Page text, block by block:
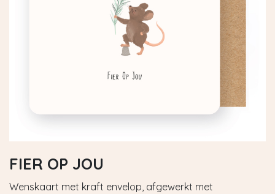
FIER OP JOU
Wenskaart met kraft envelop, afgewerkt met